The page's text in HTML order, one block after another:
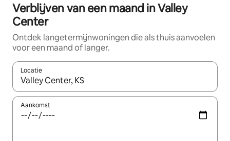
Verblijven van een maand in Valley
Center
Ontdek langetermijnwoningen die als thuis aanvoelen
voor een maand of langer.
Locatie
Wanneer er resultaten beschikbaar zijn, maak je een keuze
Aankomst